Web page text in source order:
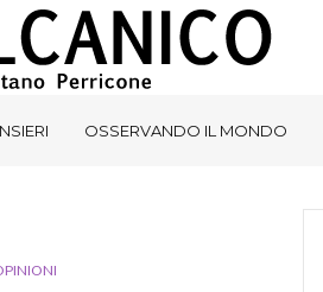
OSSERVANDO IL MONDO